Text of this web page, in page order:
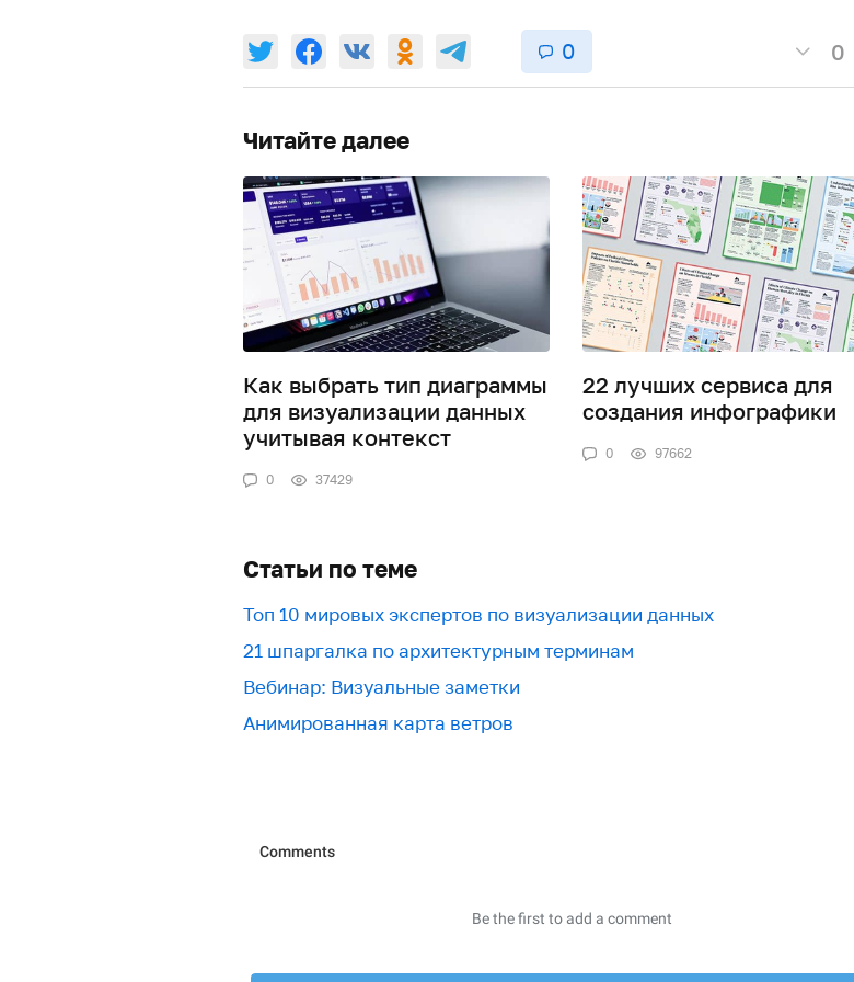
0 0
Читайте далее
Как выбрать тип диаграммы
для визуализации данных
учитывая контекст
0 37429
22 лучших сервиса для
создания инфографики
0 97662
Статьи по теме
Топ 10 мировых экспертов по визуализации данных
21 шпаргалка по архитектурным терминам
Вебинар: Визуальные заметки
Анимированная карта ветров